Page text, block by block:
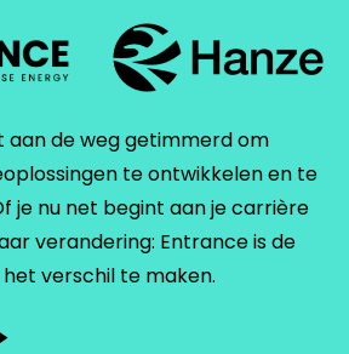
aan de weg getimmerd om
te ontwikkelen en te
je nu net begint aan je carrière
verandering: Entrance is de
verschil te maken.